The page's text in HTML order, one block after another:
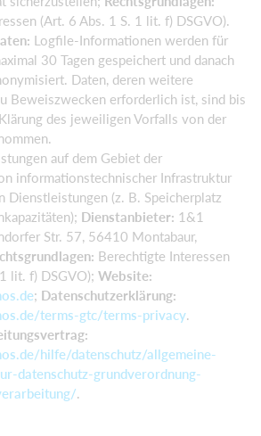
(Art. 6 Abs. 1 S. 1 lit. f) DSGVO).
Logfile-Informationen werden für
30 Tagen gespeichert und danach
Daten, deren weitere
Beweiszwecken erforderlich ist, sind bis
des jeweiligen Vorfalls von der
auf dem Gebiet der
informationstechnischer Infrastruktur
Dienstleistungen (z. B. Speicherplatz
Dienstanbieter: 1&1
Str. 57, 56410 Montabaur,
Berechtigte Interessen
lit. f) DSGVO); Website:
; Datenschutzerklärung:
terms-gtc/terms-privacy
hilfe/datenschutz/allgemeine-
datenschutz-grundverordnung-